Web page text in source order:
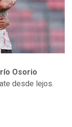
Osorio
desde lejos.